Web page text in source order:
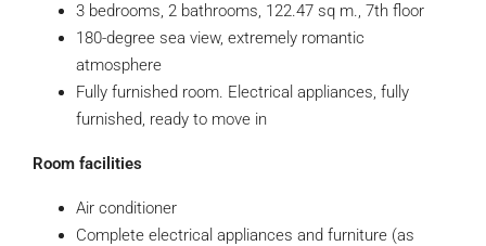
3 bedrooms, 2 bathrooms, 122.47 sq m., 7th floor
180-degree sea view, extremely romantic
atmosphere
Fully furnished room. Electrical appliances, fully
furnished, ready to move in
Room facilities
Air conditioner
Complete electrical appliances and furniture (as